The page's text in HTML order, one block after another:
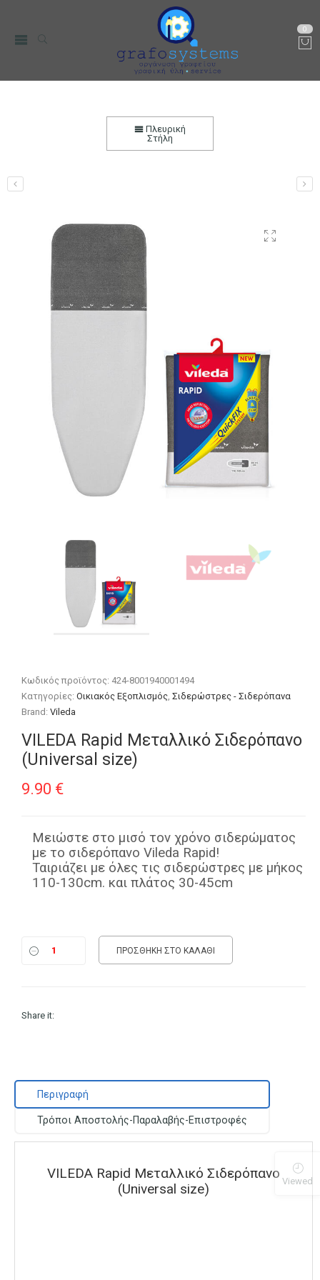
0
Μικρο-Συσκευές Κουζίνας
Σιδερώστρες - Σιδερόπανα
Πλευρική
Στήλη
Κωδικός προϊόντος: 424-8001940001494
Κατηγορίες:Οικιακός Εξοπλισμός,Σιδερώστρες - Σιδερόπανα
Brand:Vileda
VILEDA Rapid Μεταλλικό Σιδερόπανο
(Universal size)
9.90 €
Μειώστε στο μισό τον χρόνο σιδερώματος
με το σιδερόπανο Vileda Rapid!
Ταιριάζει με όλες τις σιδερώστρες με μήκος
110-130cm. και πλάτος 30-45cm
ΠΡΟΣΘΉΚΗ ΣΤΟ ΚΑΛΆΘΙ
Share it:
Περιγραφή
Τρόποι Αποστολής-Παραλαβής-Επιστροφές
VILEDA Rapid Μεταλλικό Σιδερόπανο
(Universal size)
Viewed